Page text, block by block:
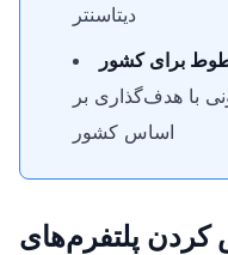
دیتاسنتر
برای کشور
با هدف‌گذاری بر
اساس کشور
کردن پلتفرم‌های